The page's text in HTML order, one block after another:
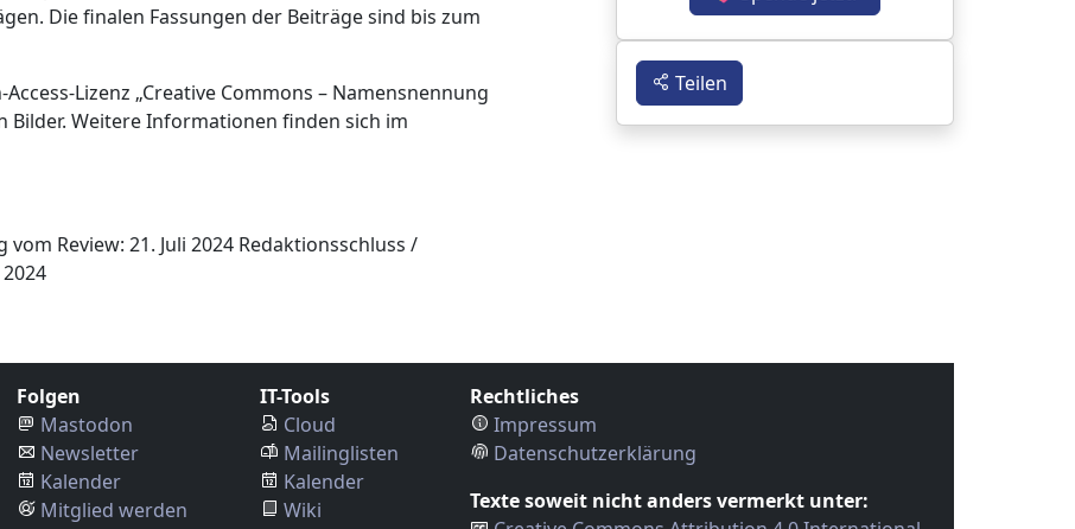
Die finalen Fassungen der Beiträge sind bis zum
Lizenz „Creative Commons – Namensnennung
Bilder. Weitere Informationen finden sich im
vom Review: 21. Juli 2024 Redaktionsschluss /
Teilen
Folgen
Mastodon
Newsletter
Kalender
Mitglied werden
IT-Tools
Cloud
Mailinglisten
Kalender
Wiki
Rechtliches
Impressum
Datenschutzerklärung
Texte soweit nicht anders vermerkt unter: